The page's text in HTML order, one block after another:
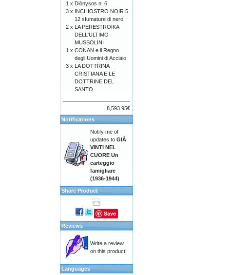
1 x Diònysos n. 6
3 x INCHIOSTRO NOIR 5
12 sfumature di nero
2 x LA PERESTROIKA
DELL'ULTIMO
MUSSOLINI
1 x CONAN e il Regno
degli Uomini di Acciaio
3 x LA DOTTRINA
CRISTIANA E LE
DOTTRINE DEL
SANTO
8,593.95€
Notifications
Notify me of
updates to GIÀ
VINTI NEL
CUORE Un
carteggio
famigliare
(1936-1944)
Share Product
Save
Reviews
Write a review
on this product!
Languages